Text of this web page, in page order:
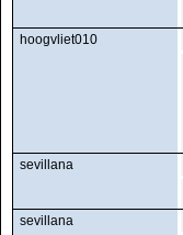
hoogvliet010
sevillana
sevillana